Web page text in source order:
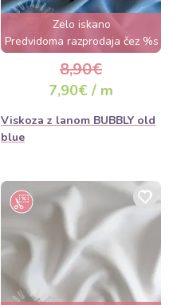
Zelo iskano
Predvidoma razprodaja čez %s
dan
8,90€
7,90€ / m
Viskoza z lanom BUBBLY old
blue